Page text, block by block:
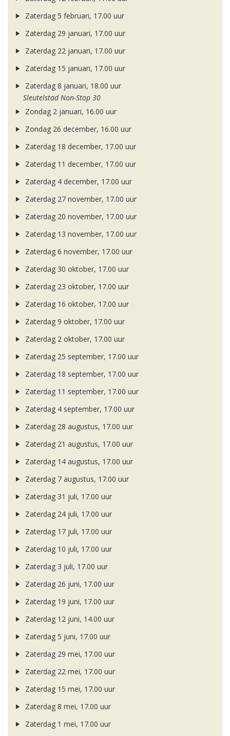
Zaterdag 5 februari, 17.00 uur
Zaterdag 29 januari, 17.00 uur
Zaterdag 22 januari, 17.00 uur
Zaterdag 15 januari, 17.00 uur
Zaterdag 8 januari, 18.00 uur
Sleutelstad Non-Stop 30
Zondag 2 januari, 16.00 uur
Zondag 26 december, 16.00 uur
Zaterdag 18 december, 17.00 uur
Zaterdag 11 december, 17.00 uur
Zaterdag 4 december, 17.00 uur
Zaterdag 27 november, 17.00 uur
Zaterdag 20 november, 17.00 uur
Zaterdag 13 november, 17.00 uur
Zaterdag 6 november, 17.00 uur
Zaterdag 30 oktober, 17.00 uur
Zaterdag 23 oktober, 17.00 uur
Zaterdag 16 oktober, 17.00 uur
Zaterdag 9 oktober, 17.00 uur
Zaterdag 2 oktober, 17.00 uur
Zaterdag 25 september, 17.00 uur
Zaterdag 18 september, 17.00 uur
Zaterdag 11 september, 17.00 uur
Zaterdag 4 september, 17.00 uur
Zaterdag 28 augustus, 17.00 uur
Zaterdag 21 augustus, 17.00 uur
Zaterdag 14 augustus, 17.00 uur
Zaterdag 7 augustus, 17.00 uur
Zaterdag 31 juli, 17.00 uur
Zaterdag 24 juli, 17.00 uur
Zaterdag 17 juli, 17.00 uur
Zaterdag 10 juli, 17.00 uur
Zaterdag 3 juli, 17.00 uur
Zaterdag 26 juni, 17.00 uur
Zaterdag 19 juni, 17.00 uur
Zaterdag 12 juni, 14.00 uur
Zaterdag 5 juni, 17.00 uur
Zaterdag 29 mei, 17.00 uur
Zaterdag 22 mei, 17.00 uur
Zaterdag 15 mei, 17.00 uur
Zaterdag 8 mei, 17.00 uur
Zaterdag 1 mei, 17.00 uur